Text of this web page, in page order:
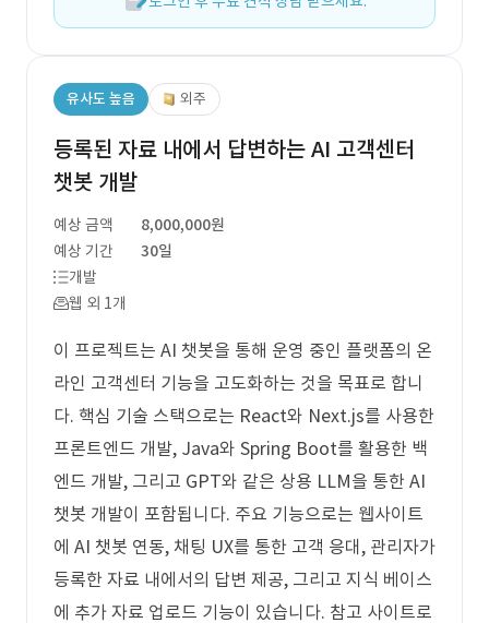
유사도 높음 외주
등록된 자료 내에서 답변하는 AI 고객센터
챗봇 개발
예상 금액
8,000,000원
예상 기간
30일
개발
웹 외 1개
이 프로젝트는 AI 챗봇을 통해 운영 중인 플랫폼의 온
라인 고객센터 기능을 고도화하는 것을 목표로 합니
다. 핵심 기술 스택으로는 React와 Next.js를 사용한
프론트엔드 개발, Java와 Spring Boot를 활용한 백
엔드 개발, 그리고 GPT와 같은 상용 LLM을 통한 AI
챗봇 개발이 포함됩니다. 주요 기능으로는 웹사이트
에 AI 챗봇 연동, 채팅 UX를 통한 고객 응대, 관리자가
등록한 자료 내에서의 답변 제공, 그리고 지식 베이스
에 추가 자료 업로드 기능이 있습니다. 참고 사이트로